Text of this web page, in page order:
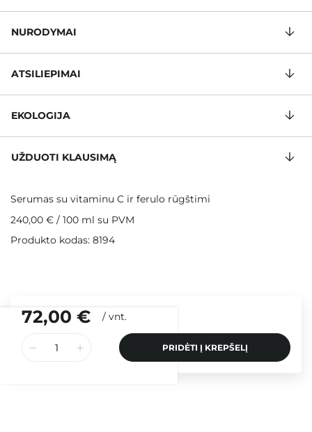
72,00 € / vnt.
PRIDĖTI Į KREPŠELĮ
NURODYMAI
ATSILIEPIMAI
EKOLOGIJA
UŽDUOTI KLAUSIMĄ
Serumas su vitaminu C ir ferulo rūgštimi
240,00 € / 100 ml su PVM
Produkto kodas: 8194